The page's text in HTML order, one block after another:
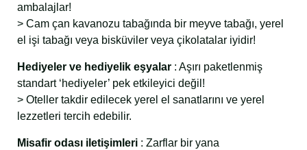
ambalajlar!
> Cam çan kavanozu tabağında bir meyve tabağı, yerel
el işi tabağı veya bisküviler veya çikolatalar iyidir!
Hediyeler ve hediyelik eşyalar : Aşırı paketlenmiş
standart ‘hediyeler’ pek etkileyici değil!
> Oteller takdir edilecek yerel el sanatlarını ve yerel
lezzetleri tercih edebilir.
Misafir odası iletişimleri : Zarflar bir yana